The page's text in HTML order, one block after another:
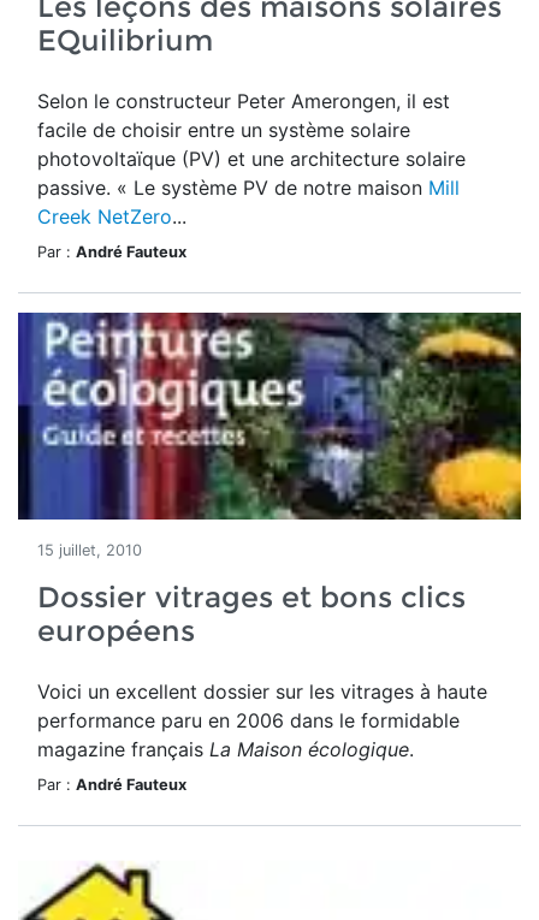
EQuilibrium
Selon le constructeur Peter Amerongen, il est
facile de choisir entre un système solaire
photovoltaïque (PV) et une architecture solaire
passive. « Le système PV de notre maison Mill
Creek NetZero...
Par : André Fauteux
15 juillet, 2010
Dossier vitrages et bons clics
européens
Voici un excellent dossier sur les vitrages à haute
performance paru en 2006 dans le formidable
magazine français La Maison écologique.
Par : André Fauteux